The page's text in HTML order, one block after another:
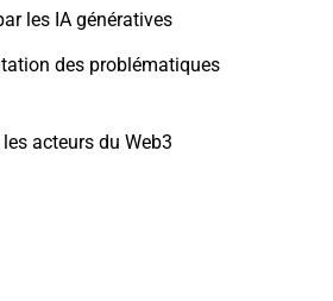
les IA génératives
des problématiques
acteurs du Web3